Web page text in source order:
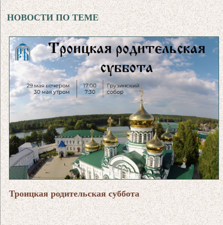
НОВОСТИ ПО ТЕМЕ
Троицкая родительская суббота